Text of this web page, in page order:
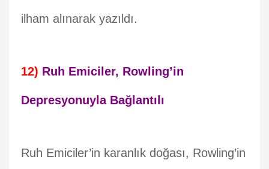
ilham alınarak yazıldı.
12) Ruh Emiciler, Rowling’in
Depresyonuyla Bağlantılı
Ruh Emiciler’in karanlık doğası, Rowling’in